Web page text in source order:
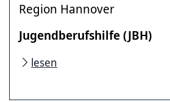
Region Hannover
Jugendberufshilfe (JBH)
lesen